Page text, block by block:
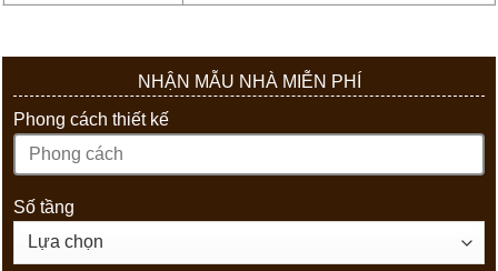
NHẬN MẪU NHÀ MIỄN PHÍ
Phong cách thiết kế
Số tầng